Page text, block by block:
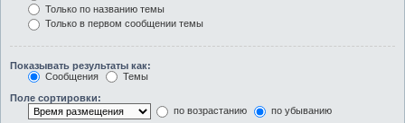
Только по названию темы
Только в первом сообщении темы
Показывать результаты как:
Сообщения
Темы
Поле сортировки:
по возрастанию
по убыванию